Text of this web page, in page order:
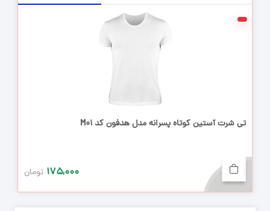
تی شرت آستین کوتاه پسرانه مدل هدفون کد M01
۱۷۵,۰۰۰ تومان